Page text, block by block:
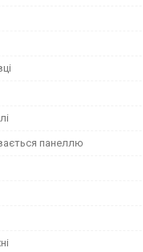
панеллю